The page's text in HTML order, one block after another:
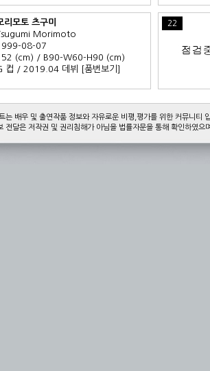
리모토 츠구미
Morimoto
08-07
(cm) / B90-W60-H90 (cm)
컵 / 2019.04 데뷔
[품번보기]
22
는 배우 및 출연작품 정보와 자유로운 비평,평가를 위한 커뮤니티
전달은 저작권 및 권리침해가 아님을 법률자문을 통해 확인하였으